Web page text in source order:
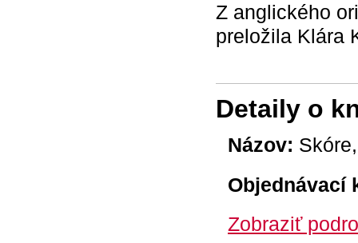
Z anglického
preložila Klára
Detaily o
Názov:
Objednávací
Zobraziť